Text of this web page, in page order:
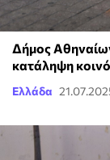
Δήμος
κατάληψη
Ελλάδα